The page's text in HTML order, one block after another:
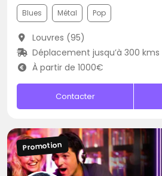
Blues Métal Pop
Louvres (95)
Déplacement jusqu’à 300 kms
À partir de 1000€
Contacter
Promotion